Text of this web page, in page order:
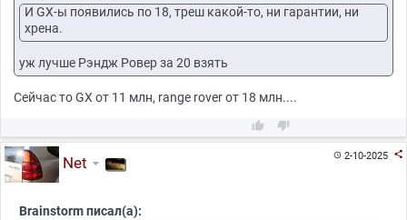
И GX-ы появились по 18, треш какой-то, ни гарантии, ни
хрена.
уж лучше Рэндж Ровер за 20 взять
Сейчас то GX от 11 млн, range rover от 18 млн....
 
2-10-2025 
Net
Brainstorm писал(а):